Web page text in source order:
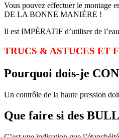
Vous pouvez effectuer le montage
DE LA BONNE MANIÈRE !
Il est IMPÉRATIF d’utiliser de
TRUCS & ASTUCES ET
Pourquoi dois-je
Un contrôle de la haute pression
Que faire si des